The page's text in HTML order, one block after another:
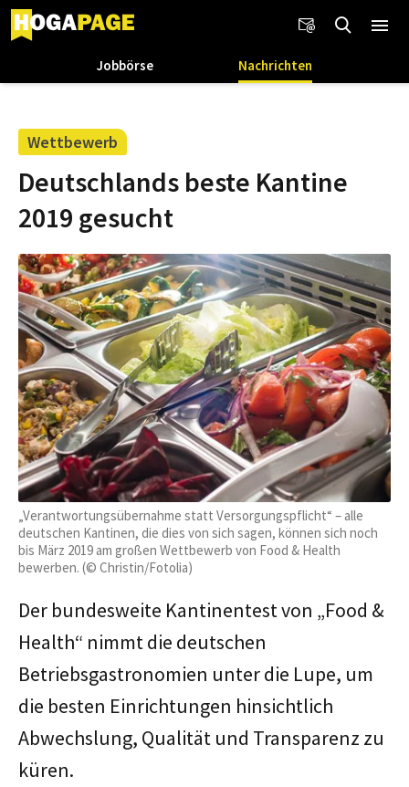
Jobbörse Nachrichten
Wettbewerb
Deutschlands beste Kantine
2019 gesucht
„Verantwortungsübernahme statt Versorgungspflicht“ – alle
deutschen Kantinen, die dies von sich sagen, können sich noch
bis März 2019 am großen Wettbewerb von Food & Health
bewerben. (© Christin/Fotolia)
Der bundesweite Kantinentest von „Food &
Health“ nimmt die deutschen
Betriebsgastronomien unter die Lupe, um
die besten Einrichtungen hinsichtlich
Abwechslung, Qualität und Transparenz zu
küren.